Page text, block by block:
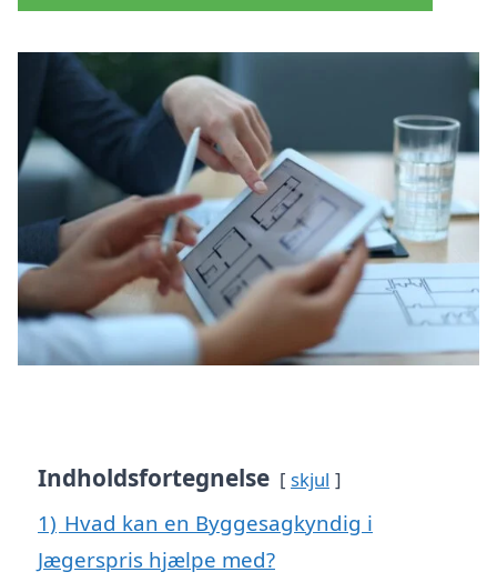
Indholdsfortegnelse skjul
1) Hvad kan en Byggesagkyndig i
Jægerspris hjælpe med?